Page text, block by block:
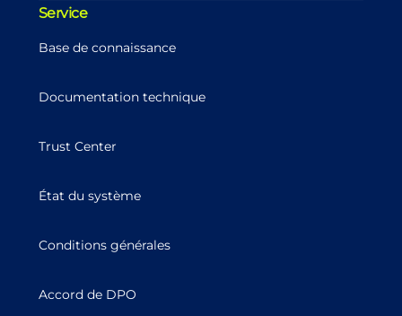
Service
Base de connaissance
Documentation technique
Trust Center
État du système
Conditions générales
Accord de DPO